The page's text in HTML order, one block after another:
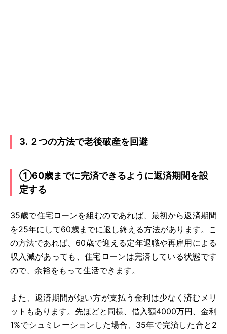
3. ２つの方法で老後破産を回避
①60歳までに完済できるように返済期間を設
定する
35歳で住宅ローンを組むのであれば、最初から返済期間
を25年にして60歳までに返し終える方法があります。こ
の方法であれば、60歳で迎える定年退職や再雇用による
収入減があっても、住宅ローンは完済している状態です
ので、余裕をもって生活できます。
また、返済期間が短い方が支払う金利は少なく済むメリ
ットもあります。先ほどと同様、借入額4000万円、金利
1%でシュミレーションした場合、35年で完済した合と2